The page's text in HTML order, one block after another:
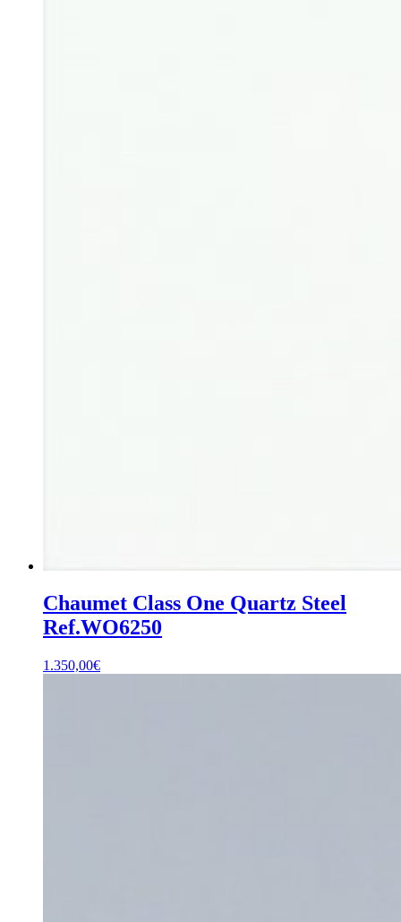
Chaumet Class One Quartz Steel
Ref.WO6250
1.350,00€